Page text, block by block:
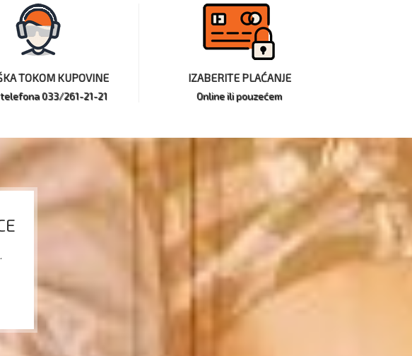
TOKOM KUPOVINE
033/261-21-21
IZABERITE PLAĆANJE
Online ili pouzećem